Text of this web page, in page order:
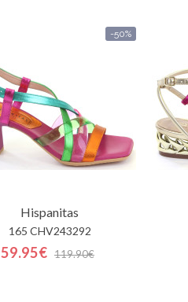
-50%
Hispanitas
165 CHV243292
59.95€ 119.90€